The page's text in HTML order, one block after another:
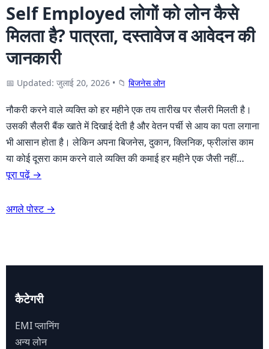
Self Employed लोगों को लोन कैसे
मिलता है? पात्रता, दस्तावेज व आवेदन की
जानकारी
📅 Updated: जुलाई 20, 2026 • 📁 बिजनेस लोन
नौकरी करने वाले व्यक्ति को हर महीने एक तय तारीख पर सैलरी मिलती है।
उसकी सैलरी बैंक खाते में दिखाई देती है और वेतन पर्ची से आय का पता लगाना
भी आसान होता है। लेकिन अपना बिजनेस, दुकान, क्लिनिक, फ्रीलांस काम
या कोई दूसरा काम करने वाले व्यक्ति की कमाई हर महीने एक जैसी नहीं…
पूरा पढ़ें →
अगले पोस्ट →
कैटेगरी
EMI प्लानिंग
अन्य लोन